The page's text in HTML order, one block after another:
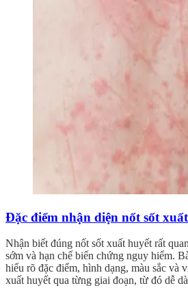
Đặc điểm nhận diện nốt sốt
Nhận biết đúng nốt sốt xuất huyết rất
sớm và hạn chế biến chứng nguy hiểm.
hiểu rõ đặc điểm, hình dạng, màu sắc và
xuất huyết qua từng giai đoạn, từ đó dễ